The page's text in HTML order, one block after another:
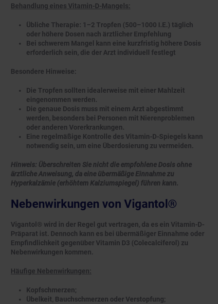
Behandlung eines Vitamin-D-Mangels:
Übliche Therapie: 1–2 Tropfen (500–1000 I.E.) täglich
oder höhere Dosen nach ärztlicher Empfehlung
Bei schwerem Mangel kann eine kurzfristig höhere Dosis
erforderlich sein, die der Arzt individuell festlegt
Besondere Hinweise:
Die Tropfen sollten idealerweise mit einer Mahlzeit
eingenommen werden.
Die genaue Dosis muss mit einem Arzt abgestimmt
werden, besonders bei Personen mit Nierenproblemen
oder anderen Vorerkrankungen.
Eine regelmäßige Kontrolle des Vitamin-D-Spiegels kann
notwendig sein, um eine Überdosierung zu vermeiden.
Hinweis: Überschreiten Sie nicht die empfohlene Dosis ohne
ärztliche Anweisung, da eine übermäßige Einnahme zu
Hyperkalzämie (erhöhtem Kalziumspiegel) führen kann.
Nebenwirkungen von Vigantol®
Vigantol® wird in der Regel gut vertragen, da es ein Vitamin-D-
Präparat ist. Dennoch kann es bei übermäßiger Einnahme oder
Empfindlichkeit gegenüber Vitamin D3 (Colecalciferol) zu
Nebenwirkungen kommen.
Häufige Nebenwirkungen:
Kopfschmerzen;
Übelkeit, Bauchschmerzen oder Verstopfung;